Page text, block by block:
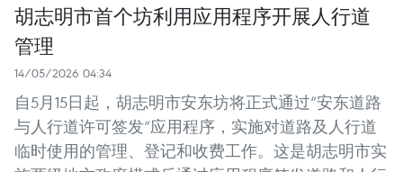
胡志明市首个坊利用应用程序开展人行道
管理
14/05/2026 04:34
自5月15日起，胡志明市安东坊将正式通过“安东道路
与人行道许可签发”应用程序，实施对道路及人行道
临时使用的管理、登记和收费工作。这是胡志明市实